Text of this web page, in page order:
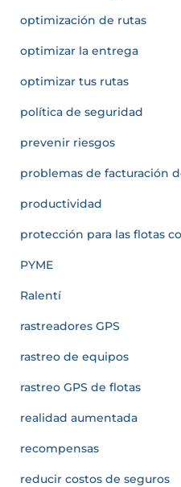
optimización de rutas
optimizar la entrega
optimizar tus rutas
política de seguridad
prevenir riesgos
problemas de facturación
productividad
protección para las flotas
PYME
Ralentí
rastreadores GPS
rastreo de equipos
rastreo GPS de flotas
realidad aumentada
recompensas
reducir costos de seguros